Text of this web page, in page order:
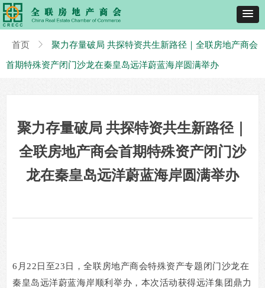
聚力存量破局 共探特资共生新路径｜
全联房地产商会首期特殊资产闭门沙
龙在秦皇岛远洋蔚蓝海岸圆满举办
6 月 22 日至23 日，全联房地产商会特殊资产专题闭门沙龙在
秦皇岛远洋蔚蓝海岸顺利举办，本次活动获得远洋集团鼎力
首页 ꁕ 聚力存量破局 共探特资共生新路径｜全联房地产商会
首期特殊资产闭门沙龙在秦皇岛远洋蔚蓝海岸圆满举办